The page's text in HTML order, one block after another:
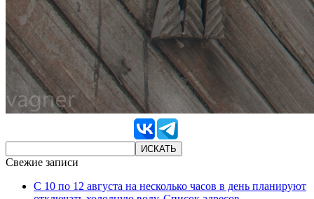
Свежие записи
С 10 по 12 августа на несколько часов в день планируют